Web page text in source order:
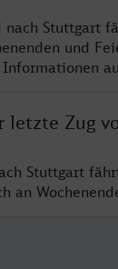
nach Stuttgart
und
Zug
Stuttgart
an